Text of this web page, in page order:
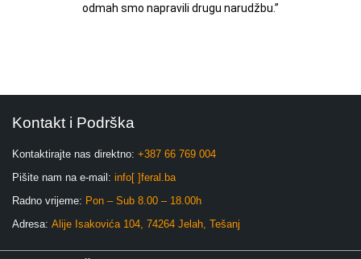
odmah smo napravili drugu narudžbu.”
Kontakt i Podrška
Kontaktirajte nas direktno: +387 66 769 004
Pišite nam na e-mail: info[ ]feral.ba
Radno vrijeme: Pon – Sub 8.00 – 18.00h
Adresa: Alije Isakovića 104, 74264 Jelah, Tešanj